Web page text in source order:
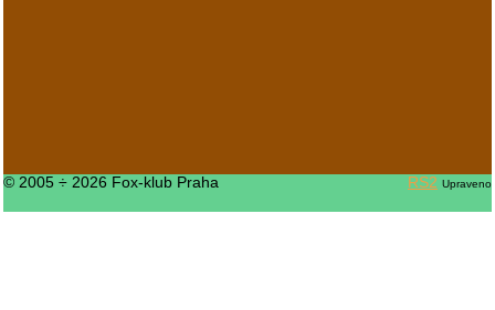
© 2005 ÷ 2026 Fox-klub Praha RS2 Upraveno